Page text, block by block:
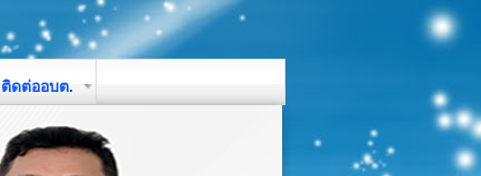
ติดต่ออบต.